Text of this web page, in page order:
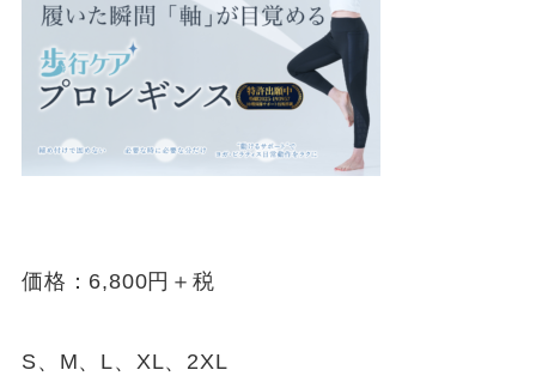
価格：6,800円＋税
S、M、L、XL、2XL